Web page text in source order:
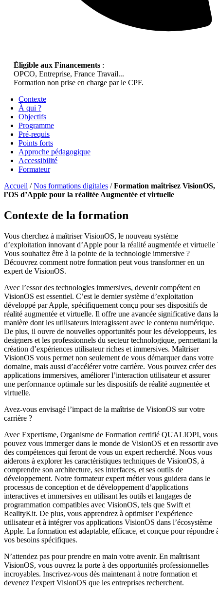
Éligible aux Financements :
OPCO, Entreprise, France Travail...
Formation non prise en charge par le CPF.
Contexte
À qui ?
Objectifs
Programme
Pré-requis
Points forts
Approche pédagogique
Accessibilité
Formateur
Accueil /Nos formations digitales /Formation maîtrisez VisionOS,
l’OS d’Apple pour la réalitée Augmentée et virtuelle
Contexte de la formation
Vous cherchez à maîtriser VisionOS, le nouveau système
d’exploitation innovant d’Apple pour la réalité augmentée et virtuelle
Vous souhaitez être à la pointe de la technologie immersive ?
Découvrez comment notre formation peut vous transformer en un
expert de VisionOS.
Avec l’essor des technologies immersives, devenir compétent en
VisionOS est essentiel. C’est le dernier système d’exploitation
développé par Apple, spécifiquement conçu pour ses dispositifs de
réalité augmentée et virtuelle. Il offre une avancée significative dans la
manière dont les utilisateurs interagissent avec le contenu numérique.
De plus, il ouvre de nouvelles opportunités pour les développeurs, les
designers et les professionnels du secteur technologique, permettant la
création d’expériences utilisateur riches et immersives. Maîtriser
VisionOS vous permet non seulement de vous démarquer dans votre
domaine, mais aussi d’accélérer votre carrière. Vous pouvez créer des
applications immersives, améliorer l’interaction utilisateur et assurer
une performance optimale sur les dispositifs de réalité augmentée et
virtuelle.
Avez-vous envisagé l’impact de la maîtrise de VisionOS sur votre
carrière ?
Avec Expertisme, Organisme de Formation certifié QUALIOPI, vous
pouvez vous immerger dans le monde de VisionOS et en ressortir
des compétences qui feront de vous un expert recherché. Nous vous
aiderons à explorer les caractéristiques techniques de VisionOS, à
comprendre son architecture, ses interfaces, et ses outils de
développement. Notre formateur expert métier vous guidera dans le
processus de conception et de développement d’applications
interactives et immersives en utilisant les outils et langages de
programmation compatibles avec VisionOS, tels que Swift et
RealityKit. De plus, vous apprendrez à optimiser l’expérience
utilisateur et à intégrer vos applications VisionOS dans l’écosystème
Apple. La formation est adaptable, efficace, et conçue pour répondre
vos besoins spécifiques.
N’attendez pas pour prendre en main votre avenir. En maîtrisant
VisionOS, vous ouvrez la porte à des opportunités professionnelles
incroyables. Inscrivez-vous dès maintenant à notre formation et
devenez l’expert VisionOS que les entreprises recherchent.